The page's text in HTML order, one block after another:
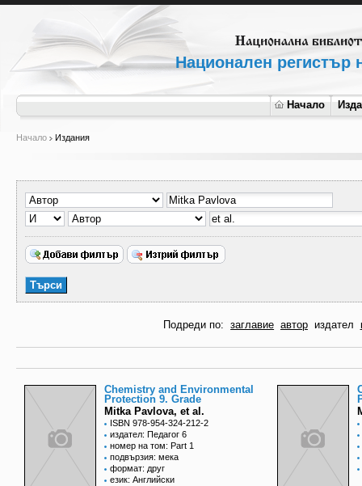
Национален регистър
Начало
Начало Издания
Подреди по: заглавие автор издател
Chemistry and Environmental
Protection 9. Grade
Mitka Pavlova, et al.
ISBN 978-954-324-212-2
издател: Педагог 6
номер на том: Part 1
подвързия: мека
формат: друг
език: Английски